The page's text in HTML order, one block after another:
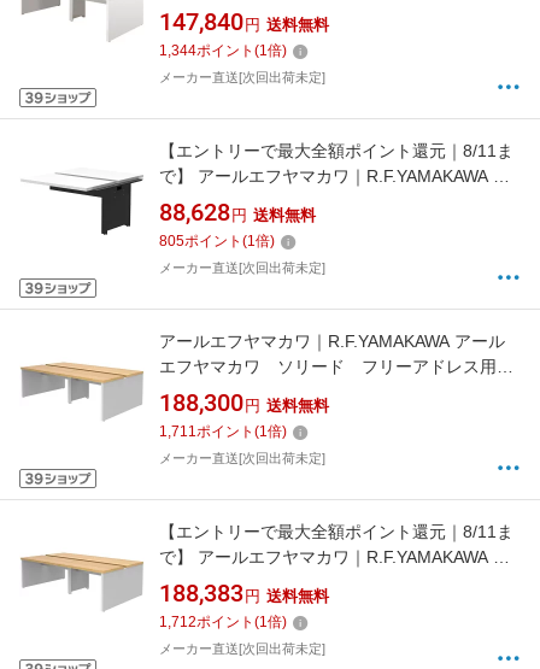
スク2 W2400×D1200 ホワイト×ホワイト脚
RFTFT22412WHWL 【メーカー直送・時間指
定・返品不可】
147,840 円 送料無料
1,344ポイント (1倍)
メーカー直送[次回出荷未定]
【エントリーで最大全額ポイント還元｜8/11ま
で】 アールエフヤマカワ｜R.F.YAMAKAWA ア
ールエフヤマカワ ソリード フリーアドレス
用デスク2 増連 W1200×D1400 ホワイト×
ブラック脚 RFTFT21214ADWHBL 【メーカー
直送・時間指定・返品不可】
88,628 円 送料無料
805ポイント (1倍)
メーカー直送[次回出荷未定]
アールエフヤマカワ｜R.F.YAMAKAWA アール
エフヤマカワ ソリード フリーアドレス用デ
スク2 W2400×D1400 オーク×ホワイト脚
RFTFT22414OAWL 【メーカー直送・時間指
定・返品不可】
188,300 円 送料無料
1,711ポイント (1倍)
メーカー直送[次回出荷未定]
【エントリーで最大全額ポイント還元｜8/11ま
で】 アールエフヤマカワ｜R.F.YAMAKAWA ア
ールエフヤマカワ ソリード フリーアドレス
用デスク2 W2400×D1400 ホワイト×ホワイ
ト脚 RFTFT22414WHWL 【メーカー直送・時
間指定・返品不可】
188,383 円 送料無料
1,712ポイント (1倍)
メーカー直送[次回出荷未定]